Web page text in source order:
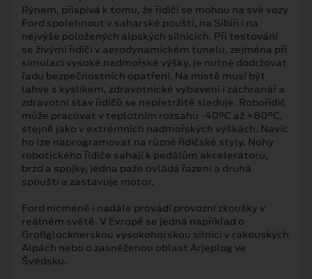
Rýnem, přispívá k tomu, že řidiči se mohou na své vozy
Ford spolehnout v saharské poušti, na Sibiři i na
nejvýše položených alpských silnicích. Při testování
se živými řidiči v aerodynamickém tunelu, zejména při
simulaci vysoké nadmořské výšky, je nutné dodržovat
řadu bezpečnostních opatření. Na místě musí být
lahve s kyslíkem, zdravotnické vybavení i záchranář a
zdravotní stav řidičů se nepřetržitě sleduje. Robořidič
může pracovat v teplotním rozsahu -40°C až +80°C,
stejně jako v extrémních nadmořských výškách. Navíc
ho lze naprogramovat na různé řidičské styly. Nohy
robotického řidiče sahají k pedálům akcelerátoru,
brzd a spojky, jedna paže ovládá řazení a druhá
spouští a zastavuje motor.
Ford nicméně i nadále provádí provozní zkoušky v
reálném světě. V Evropě se jedná například o
Großglocknerskou vysokohorskou silnici v rakouských
Alpách nebo o zasněženou oblast Arjeplog ve
Švédsku.